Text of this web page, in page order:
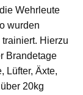
Wehrleute
wurden
Hierzu
Brandetage
Lüfter, Äxte,
20kg